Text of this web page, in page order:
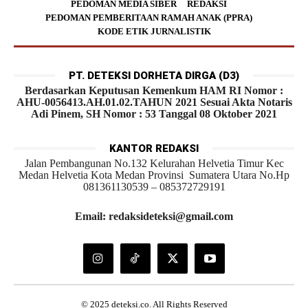
PEDOMAN MEDIA SIBER
REDAKSI
PEDOMAN PEMBERITAAN RAMAH ANAK (PPRA)
KODE ETIK JURNALISTIK
PT. DETEKSI DORHETA DIRGA (D3)
Berdasarkan Keputusan Kemenkum HAM RI Nomor :
AHU-0056413.AH.01.02.TAHUN 2021 Sesuai Akta Notaris
Adi Pinem, SH Nomor : 53 Tanggal 08 Oktober 2021
KANTOR REDAKSI
Jalan Pembangunan No.132 Kelurahan Helvetia Timur Kec
Medan Helvetia Kota Medan Provinsi Sumatera Utara No.Hp
081361130539 – 085372729191
Email: redaksideteksi@gmail.com
© 2025 deteksi.co. All Rights Reserved